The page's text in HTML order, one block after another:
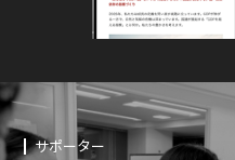
サポーター